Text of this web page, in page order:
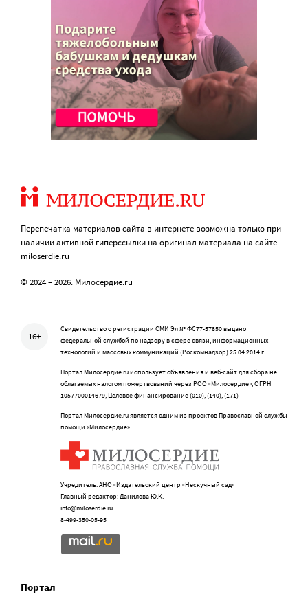
Перепечатка материалов сайта в интернете возможна только при
наличии активной гиперссылки на оригинал материала на сайте
miloserdie.ru
© 2024 – 2026. Милосердие.ru
16+
Свидетельство о регистрации СМИ Эл № ФС77-57850 выдано
федеральной службой по надзору в сфере связи, информационных
технологий и массовых коммуникаций (Роскомнадзор) 25.04.2014 г.
Портал Милосердие.ru использует объявления и веб-сайт для сбора не
облагаемых налогом пожертвований через РОО «Милосердие», ОГРН
1057700014679, Целевое финансирование (010), (140), (171)
Портал Милосердие.ru является одним из проектов Православной службы
помощи «Милосердие»
Учредитель: АНО «Издательский центр «Нескучный сад»
Главный редактор: Данилова Ю.К.
info@miloserdie.ru
8-499-350-05-95
Портал